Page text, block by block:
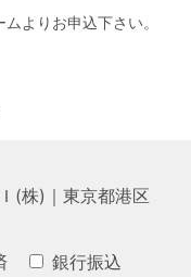
よりお申込下さい。
(株)｜東京都港区
銀行振込